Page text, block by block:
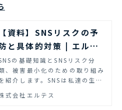
【資料】SNSリスクの予
と具体的対策 | エルテ
の基礎知識とSNSリスク分
、被害最小化のための取り組み
紹介します。SNSは私達の生活
ションツール、情報収集ツールと
式会社エルテス